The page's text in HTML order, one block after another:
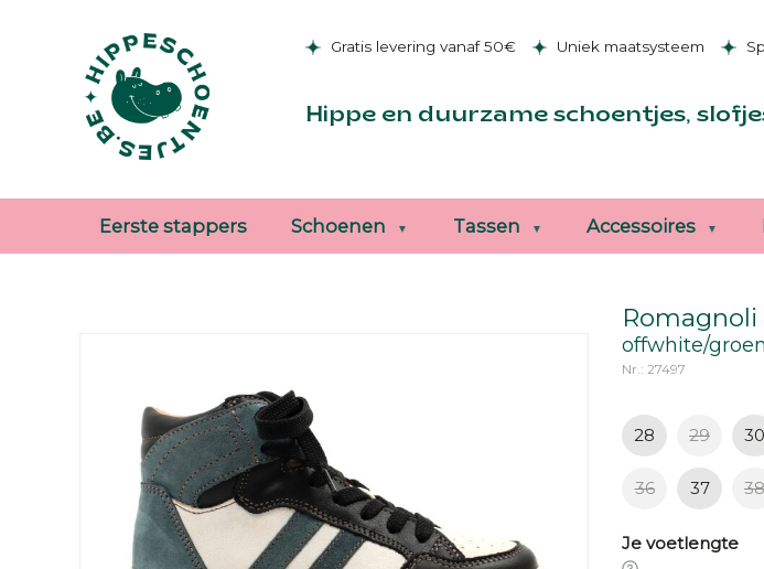
Gratis levering vanaf 50€ Uniek maatsysteem
Hippe en duurzame schoentjes,
Eerste stappers Schoenen Tassen Accessoires
offwhite/
Nr.: 27497
28 29 30
36 37 38
Je voetlengte